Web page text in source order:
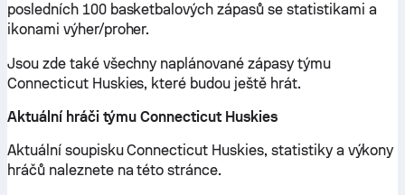
posledních 100 basketbalových zápasů se statistikami a
ikonami výher/proher.
Jsou zde také všechny naplánované zápasy týmu
Connecticut Huskies, které budou ještě hrát.
Aktuální hráči týmu Connecticut Huskies
Aktuální soupisku Connecticut Huskies, statistiky a výkony
hráčů naleznete na této stránce.